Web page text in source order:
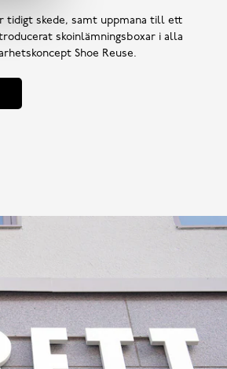
skede, samt uppmana till ett
skoinlämningsboxar i alla
Shoe Reuse.